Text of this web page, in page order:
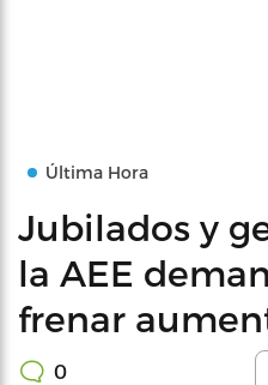
Última Hora
Jubilados y
la AEE
frenar
0